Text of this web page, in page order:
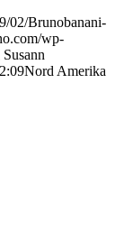
02/Brunobanani-
wp-
Susann
Nord Amerika